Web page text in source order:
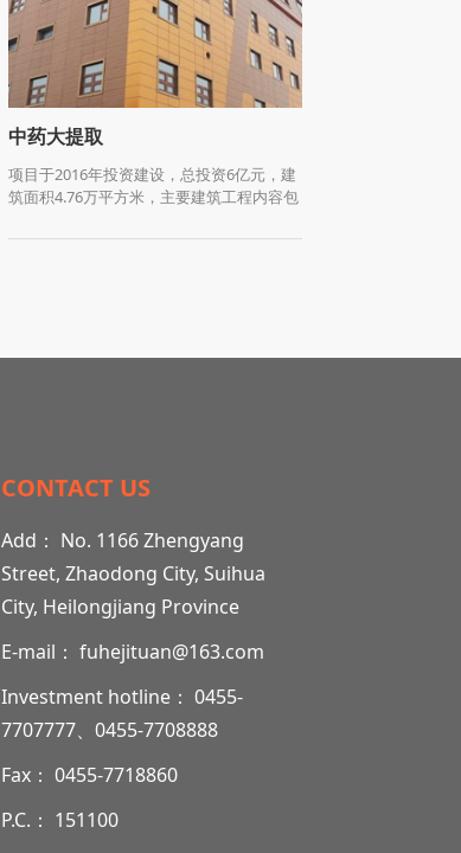
中药大提取
项目于2016年投资建设，总投资6亿元，建
筑面积4.76万平方米，主要建筑工程内容包
座、中药库房及其附属配套设施等，主要生
连泡腾片等重磅产品。
CONTACT US
Add： No. 1166 Zhengyang
Street, Zhaodong City, Suihua
City, Heilongjiang Province
E-mail： fuhejituan@163.com
Investment hotline： 0455-
7707777、0455-7708888
Fax： 0455-7718860
P.C.： 151100